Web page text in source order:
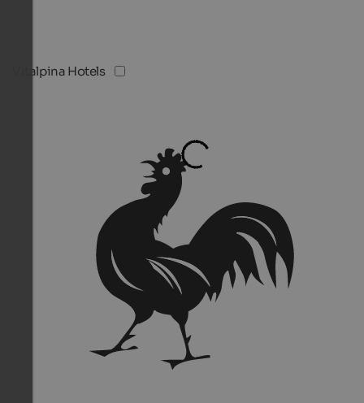
Vitalpina Hotels